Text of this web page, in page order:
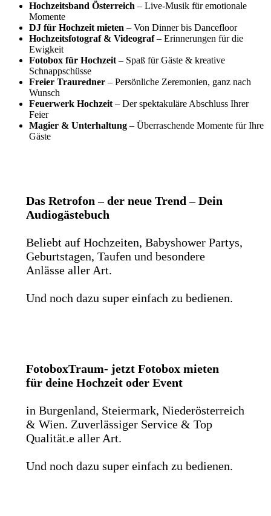
Hochzeitsband Österreich – Live-Musik für emotionale
Momente
DJ für Hochzeit mieten – Von Dinner bis Dancefloor
Hochzeitsfotograf & Videograf– Erinnerungen für die
Ewigkeit
Fotobox für Hochzeit – Spaß für Gäste & kreative
Schnappschüsse
Freier Trauredner – Persönliche Zeremonien, ganz nach
Wunsch
Feuerwerk Hochzeit – Der spektakuläre Abschluss Ihrer
Feier
Magier & Unterhaltung – Überraschende Momente für Ihre
Gäste
Das Retrofon – der neue Trend – Dein
Audiogästebuch
Beliebt auf Hochzeiten, Babyshower Partys,
Geburtstagen, Taufen und besondere
Anlässe aller Art.
Und noch dazu super einfach zu bedienen.
FotoboxTraum- jetzt Fotobox mieten
für deine Hochzeit oder Event
in Burgenland, Steiermark, Niederösterreich
& Wien. Zuverlässiger Service & Top
Qualität.e aller Art.
Und noch dazu super einfach zu bedienen.